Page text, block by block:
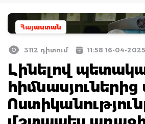
Հայաստան
3112 դիտում 11:58 16-04-2025
Լինելով
հիմնասյուներից